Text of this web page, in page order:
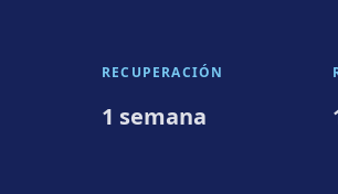
RECUPERACIÓN
1 semana